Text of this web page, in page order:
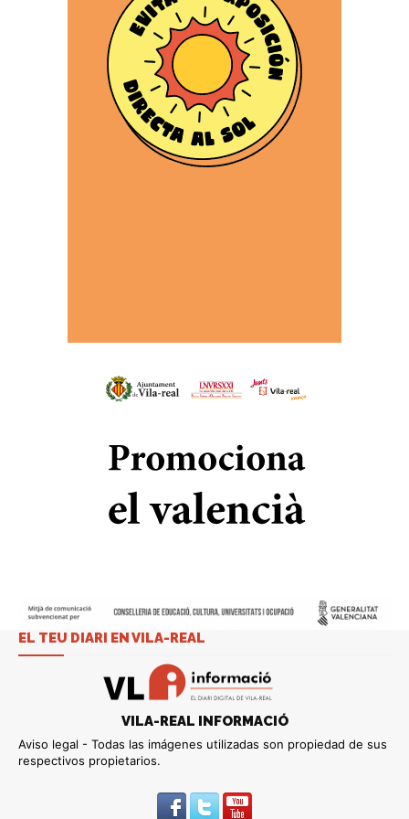
EL TEU DIARI EN VILA-REAL
VILA-REAL INFORMACIÓ
Aviso legal - Todas las imágenes utilizadas son propiedad de sus
respectivos propietarios.